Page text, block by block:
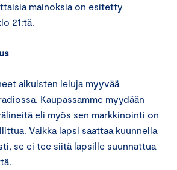
mainoksia on esitetty
21:tä.
aikuisten leluja myyvää
Kaupassamme myydään
eli myös sen markkinointi on
Vaikka lapsi saattaa kuunnella
se ei tee siitä lapsille suunnattua